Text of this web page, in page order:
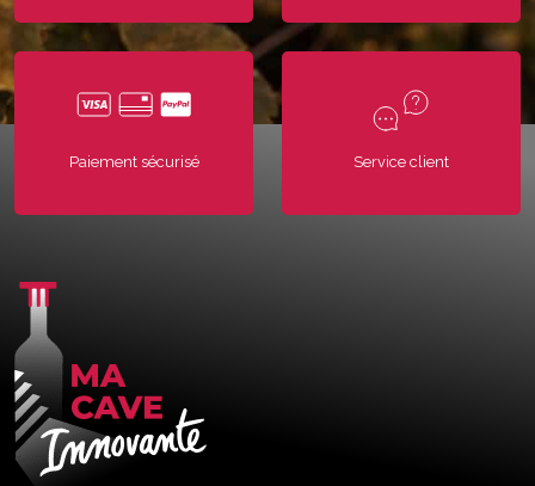
Paiement sécurisé Service client